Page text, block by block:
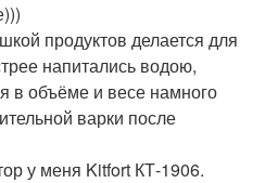
продуктов делается для
напитались водою,
в объёме и весе намного
варки после
у меня Kitfort КТ-1906.